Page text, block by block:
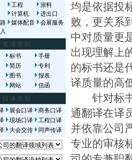
工程
涂料
计算机
进出口
媒体配音
会展服务
笔 译 类 别
标书
手册
简历
专利
图书
报表
网站
信函
口 译 类 别
展会口译
商务口译
现场口译
工程口译
大会交传 同声传译
均是依据投
败，更关系
中对质量更
出现理解上
的标书还是
译质量的高
针对标书
通翻译在译
并依靠公司
专业的审核